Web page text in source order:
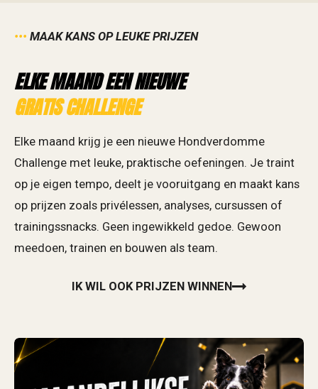
••• MAAK KANS OP LEUKE PRIJZEN
ELKE MAAND EEN NIEUWE
GRATIS CHALLENGE
Elke maand krijg je een nieuwe Hondverdomme
Challenge met leuke, praktische oefeningen. Je traint
op je eigen tempo, deelt je vooruitgang en maakt kans
op prijzen zoals privélessen, analyses, cursussen of
trainingssnacks. Geen ingewikkeld gedoe. Gewoon
meedoen, trainen en bouwen als team.
IK WIL OOK PRIJZEN WINNEN